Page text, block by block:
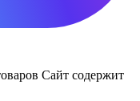
Сайт содержит